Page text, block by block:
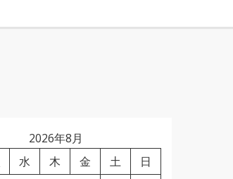
2026年8月
水 木 金 土
日